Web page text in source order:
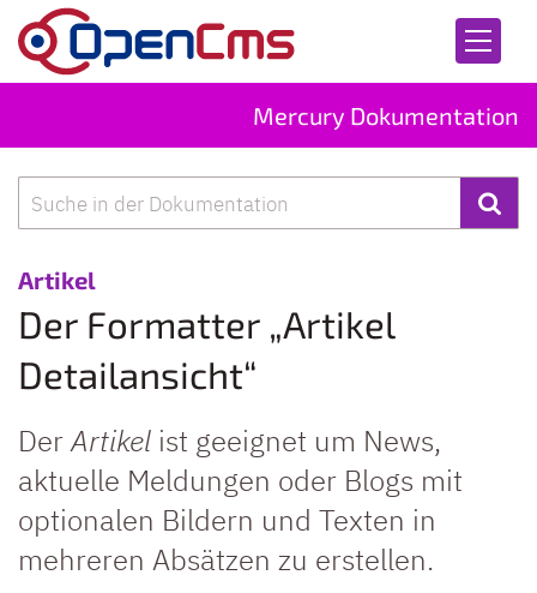
Zum Inhalt springen
Mercury Dokumentation
Artikel
Der Formatter „Artikel
Detailansicht“
DerArtikel ist geeignet um News,
aktuelle Meldungen oder Blogs mit
optionalen Bildern und Texten in
mehreren Absätzen zu erstellen.
Suche